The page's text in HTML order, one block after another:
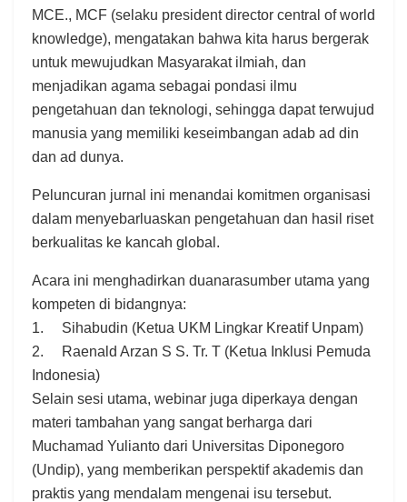
MCE., MCF (selaku president director central of world
knowledge), mengatakan bahwa kita harus bergerak
untuk mewujudkan Masyarakat ilmiah, dan
menjadikan agama sebagai pondasi ilmu
pengetahuan dan teknologi, sehingga dapat terwujud
manusia yang memiliki keseimbangan adab ad din
dan ad dunya.
Peluncuran jurnal ini menandai komitmen organisasi
dalam menyebarluaskan pengetahuan dan hasil riset
berkualitas ke kancah global.
Acara ini menghadirkan duanarasumber utama yang
kompeten di bidangnya:
1. Sihabudin (Ketua UKM Lingkar Kreatif Unpam)
2. Raenald Arzan S S. Tr. T (Ketua Inklusi Pemuda
Indonesia)
Selain sesi utama, webinar juga diperkaya dengan
materi tambahan yang sangat berharga dari
Muchamad Yulianto dari Universitas Diponegoro
(Undip), yang memberikan perspektif akademis dan
praktis yang mendalam mengenai isu tersebut.